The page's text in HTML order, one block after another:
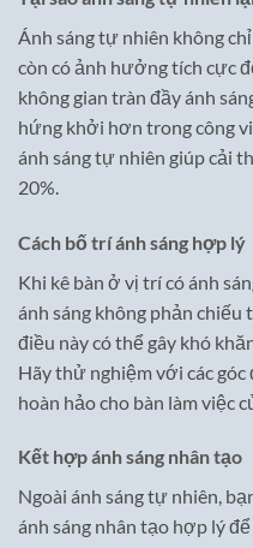
Ánh sáng tự nhiên không
còn có ảnh hưởng tích cực
không gian tràn đầy ánh
hứng khởi hơn trong công
ánh sáng tự nhiên giúp cải
20%.
Cách bố trí ánh sáng hợp lý
Khi kê bàn ở vị trí có ánh
ánh sáng không phản chiếu
điều này có thể gây khó
Hãy thử nghiệm với các
hoàn hảo cho bàn làm việc
Kết hợp ánh sáng nhân tạo
Ngoài ánh sáng tự nhiên,
ánh sáng nhân tạo hợp lý